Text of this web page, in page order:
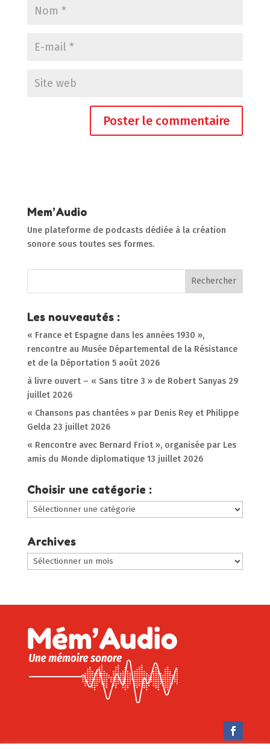
Mem’Audio
Une plateforme de podcasts dédiée à la création
sonore sous toutes ses formes.
Les nouveautés :
« France et Espagne dans les années 1930 »,
rencontre au Musée Départemental de la Résistance
et de la Déportation 5 août 2026
à livre ouvert – « Sans titre 3 » de Robert Sanyas 29
juillet 2026
« Chansons pas chantées » par Denis Rey et Philippe
Gelda 23 juillet 2026
« Rencontre avec Bernard Friot », organisée par Les
amis du Monde diplomatique 13 juillet 2026
Choisir une catégorie :
Choisir
une
catégorie
:
Archives
Archives